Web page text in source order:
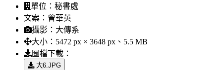
單位： 秘書處
文案： 曾華英
攝影： 大傳系
大小： 5472 px × 3648 px、5.5 MB
圖檔下載：
大6.JPG